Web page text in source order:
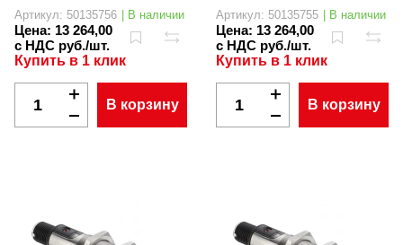
Артикул: 50135756 | В наличии
Цена: 13 264,00
с НДС руб./шт.
Купить в 1 клик
В корзину
Артикул: 50135755 | В наличии
Цена: 13 264,00
с НДС руб./шт.
Купить в 1 клик
В корзину